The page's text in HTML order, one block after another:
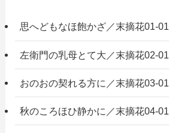
思へどもなほ飽かざ／末摘花01-01
左衛門の乳母とて大／末摘花02-01
おのおの契れる方に／末摘花03-01
秋のころほひ静かに／末摘花04-01